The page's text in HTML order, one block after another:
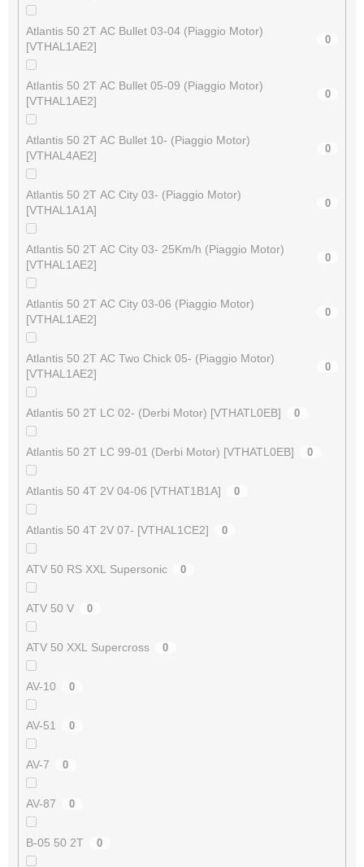
Atlantis 50 2T AC Bullet 03-04 (Piaggio Motor)
[VTHAL1AE2]
0
Atlantis 50 2T AC Bullet 05-09 (Piaggio Motor)
[VTHAL1AE2]
0
Atlantis 50 2T AC Bullet 10- (Piaggio Motor)
[VTHAL4AE2]
0
Atlantis 50 2T AC City 03- (Piaggio Motor)
[VTHAL1A1A]
0
Atlantis 50 2T AC City 03- 25Km/h (Piaggio Motor)
[VTHAL1AE2]
0
Atlantis 50 2T AC City 03-06 (Piaggio Motor)
[VTHAL1AE2]
0
Atlantis 50 2T AC Two Chick 05- (Piaggio Motor)
[VTHAL1AE2]
0
Atlantis 50 2T LC 02- (Derbi Motor) [VTHATL0EB] 0
Atlantis 50 2T LC 99-01 (Derbi Motor) [VTHATL0EB] 0
Atlantis 50 4T 2V 04-06 [VTHAT1B1A] 0
Atlantis 50 4T 2V 07- [VTHAL1CE2] 0
ATV 50 RS XXL Supersonic 0
ATV 50 V 0
ATV 50 XXL Supercross 0
AV-10 0
AV-51 0
AV-7 0
AV-87 0
B-05 50 2T 0